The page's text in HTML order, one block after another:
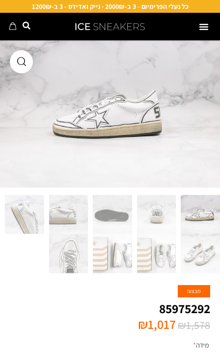
כל נעלי הפרימיום - 3 ב-2000₪ · נייק ואדידס - 3 ב-1200₪
מבצע!
85975292
₪1,578
₪1,017
מידה*